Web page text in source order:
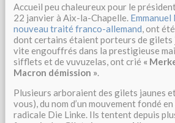
Accueil peu chaleureux pour le
22 janvier à Aix-la-Chapelle.
nouveau traité franco-allemand, ont
dont certains étaient porteurs de gilets
vite engouffrés dans la prestigieuse
sifflets et de vuvuzelas, ont crié «
Macron démission ».
Plusieurs arboraient des gilets jaunes
vous), du nom d’un mouvement fondé
radicale Die Linke. Ils tentent depuis